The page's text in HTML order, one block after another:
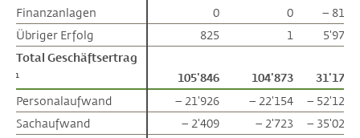
Finanzanlagen
0 0
– 814
Übriger Erfolg
825 1
5'979
Total Geschäftsertrag
1 105'846 104'873
31'176
Personalaufwand
– 21'926 – 22'154
– 52'121
Sachaufwand
– 2'409 – 2'723
– 35'024
Finanzanlagen
Übriger Erfolg
Total Geschäftsertrag
1
Personalaufwand
Sachaufwand